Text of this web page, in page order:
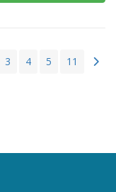
3 4 5 11